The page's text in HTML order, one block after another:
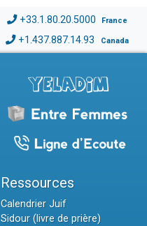
+33.1.80.20.5000 France
+1.437.887.14.93 Canada
Ressources
Calendrier Juif
Sidour (livre de prière)